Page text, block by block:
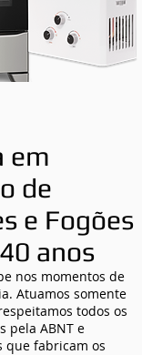
em
de
e Fogões
anos
nos momentos de
Atuamos somente
todos os
pela ABNT e
que fabricam os